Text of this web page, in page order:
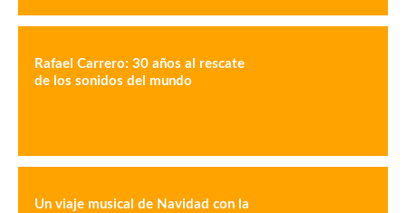
Rafael Carrero: 30 años al rescate
de los sonidos del mundo
Un viaje musical de Navidad con la